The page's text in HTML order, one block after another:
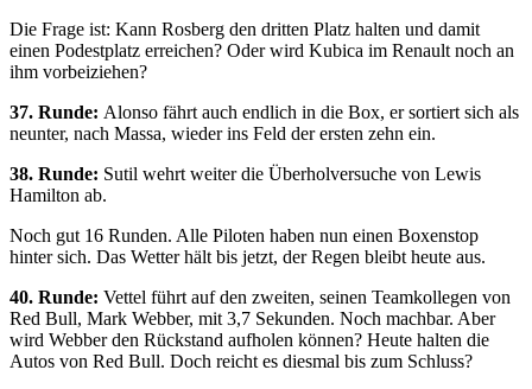
Die Frage ist: Kann Rosberg den dritten Platz halten und damit
einen Podestplatz erreichen? Oder wird Kubica im Renault noch an
ihm vorbeiziehen?
37. Runde: Alonso fährt auch endlich in die Box, er sortiert sich als
neunter, nach Massa, wieder ins Feld der ersten zehn ein.
38. Runde: Sutil wehrt weiter die Überholversuche von Lewis
Hamilton ab.
Noch gut 16 Runden. Alle Piloten haben nun einen Boxenstop
hinter sich. Das Wetter hält bis jetzt, der Regen bleibt heute aus.
40. Runde: Vettel führt auf den zweiten, seinen Teamkollegen von
Red Bull, Mark Webber, mit 3,7 Sekunden. Noch machbar. Aber
wird Webber den Rückstand aufholen können? Heute halten die
Autos von Red Bull. Doch reicht es diesmal bis zum Schluss?